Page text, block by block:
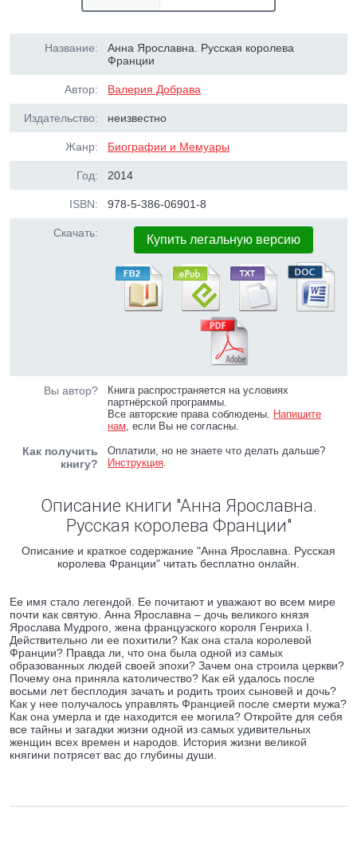
Название:
Анна Ярославна. Русская королева
Франции
Автор: Валерия Добрава
Издательство: неизвестно
Жанр: Биографии и Мемуары
Год: 2014
ISBN: 978-5-386-06901-8
Скачать: Купить легальную версию
Вы автор?
Книга распространяется на условиях
партнёрской программы.
Все авторские права соблюдены. Напишите
нам, если Вы не согласны.
Как получить
книгу?
Оплатили, но не знаете что делать дальше?
Инструкция.
Описание книги "Анна Ярославна.
Русская королева Франции"
Описание и краткое содержание "Анна Ярославна. Русская
королева Франции" читать бесплатно онлайн.
Ее имя стало легендой. Ее почитают и уважают во всем мире
почти как святую. Анна Ярославна – дочь великого князя
Ярослава Мудрого, жена французского короля Генриха I.
Действительно ли ее похитили? Как она стала королевой
Франции? Правда ли, что она была одной из самых
образованных людей своей эпохи? Зачем она строила церкви?
Почему она приняла католичество? Как ей удалось после
восьми лет бесплодия зачать и родить троих сыновей и дочь?
Как у нее получалось управлять Францией после смерти мужа?
Как она умерла и где находится ее могила? Откройте для себя
все тайны и загадки жизни одной из самых удивительных
женщин всех времен и народов. История жизни великой
княгини потрясет вас до глубины души.